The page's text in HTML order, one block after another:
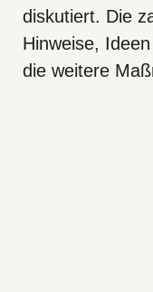
diskutiert. Die
Hinweise,
die weitere